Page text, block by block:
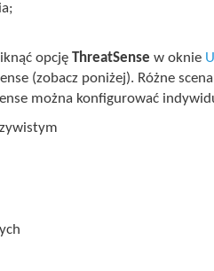
opcjęThreatSense w oknie
(zobacz poniżej). Różne
można konfigurować